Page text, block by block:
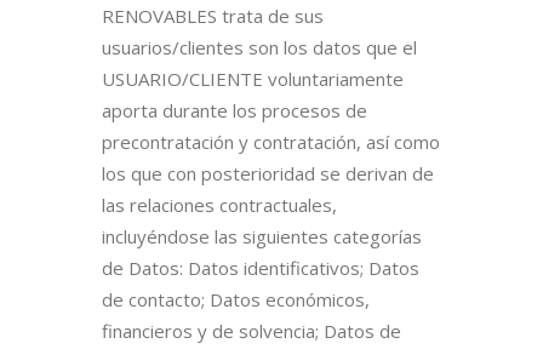
RENOVABLES trata de sus
usuarios/clientes son los datos que el
USUARIO/CLIENTE voluntariamente
aporta durante los procesos de
precontratación y contratación, así como
los que con posterioridad se derivan de
las relaciones contractuales,
incluyéndose las siguientes categorías
de Datos: Datos identificativos; Datos
de contacto; Datos económicos,
financieros y de solvencia; Datos de